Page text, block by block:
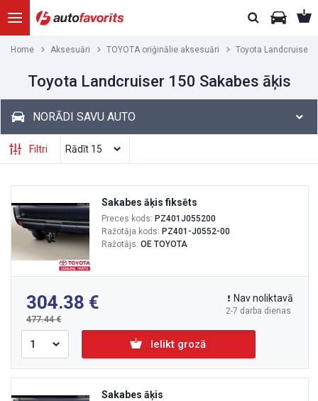
Home Aksesuāri TOYOTA oriģinālie aksesuāri Toyota Landcruiser
Toyota Landcruiser 150 Sakabes āķis
NORĀDI SAVU AUTO
Filtri
Sakabes āķis fiksēts
Preces kods: PZ401J055200
Ražotāja kods: PZ401-J0552-00
Ražotājs: OE TOYOTA
304.38
477.44
2-7 darba dienas
Nav noliktavā
Ielikt grozā
Sakabes āķis